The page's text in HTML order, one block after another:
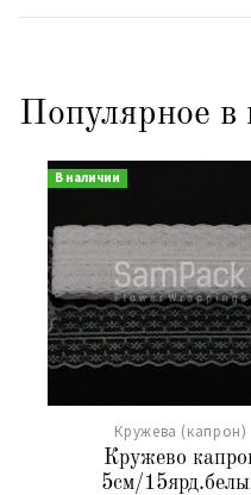
Популярное в
В наличии
Кружева (капрон)
Кружево
5см/